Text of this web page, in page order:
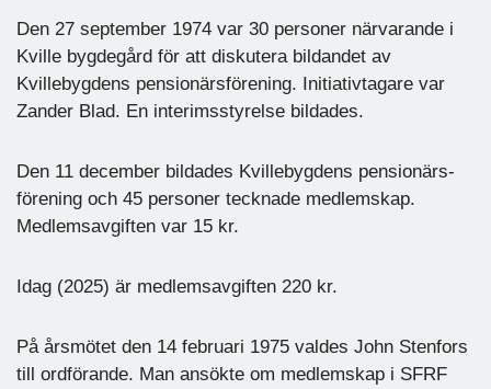
Den 27 september 1974 var 30 personer närvarande i
Kville bygdegård för att diskutera bildandet av
Kvillebygdens pensionärsförening. Initiativtagare var
Zander Blad. En interimsstyrelse bildades.
Den 11 december bildades Kvillebygdens pensionärs-
förening och 45 personer tecknade medlemskap.
Medlemsavgiften var 15 kr.
Idag (2025) är medlemsavgiften 220 kr.
På årsmötet den 14 februari 1975 valdes John Stenfors
till ordförande. Man ansökte om medlemskap i SFRF